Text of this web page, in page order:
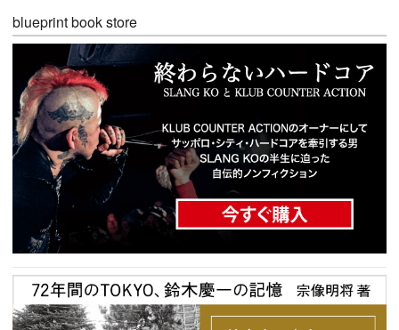
blueprint book store